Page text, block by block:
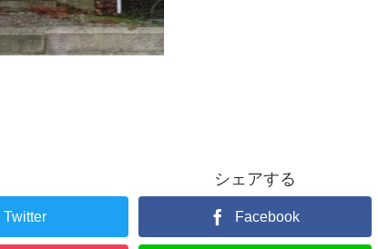
シェアする
Twitter Facebook